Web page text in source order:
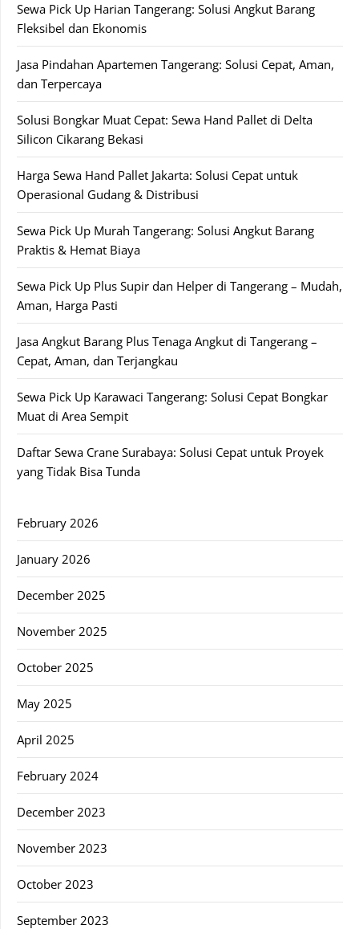
Sewa Pick Up Harian Tangerang: Solusi Angkut Barang
Fleksibel dan Ekonomis
Jasa Pindahan Apartemen Tangerang: Solusi Cepat, Aman,
dan Terpercaya
Solusi Bongkar Muat Cepat: Sewa Hand Pallet di Delta
Silicon Cikarang Bekasi
Harga Sewa Hand Pallet Jakarta: Solusi Cepat untuk
Operasional Gudang & Distribusi
Sewa Pick Up Murah Tangerang: Solusi Angkut Barang
Praktis & Hemat Biaya
Sewa Pick Up Plus Supir dan Helper di Tangerang – Mudah,
Aman, Harga Pasti
Jasa Angkut Barang Plus Tenaga Angkut di Tangerang –
Cepat, Aman, dan Terjangkau
Sewa Pick Up Karawaci Tangerang: Solusi Cepat Bongkar
Muat di Area Sempit
Daftar Sewa Crane Surabaya: Solusi Cepat untuk Proyek
yang Tidak Bisa Tunda
February 2026
January 2026
December 2025
November 2025
October 2025
May 2025
April 2025
February 2024
December 2023
November 2023
October 2023
September 2023